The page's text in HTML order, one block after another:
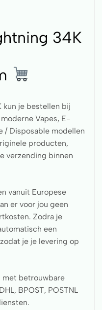
34K
kun je bestellen bij
Vapes, E-
/ Disposable modellen
producten,
verzending binnen
vanuit Europese
er voor jou geen
Zodra je
een
je je levering op
met betrouwbare
BPOST, POSTNL